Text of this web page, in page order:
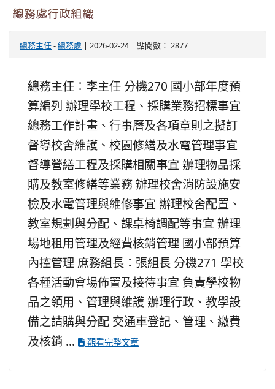
總務處行政組織
總務主任-總務處 | 2026-02-24 | 點閱數： 2877
總務主任：李主任 分機270 國小部年度預
算編列 辦理學校工程、採購業務招標事宜
總務工作計畫、行事曆及各項章則之擬訂
督導校舍維護、校園修繕及水電管理事宜
督導營繕工程及採購相關事宜 辦理物品採
購及教室修繕等業務 辦理校舍消防設施安
檢及水電管理與維修事宜 辦理校舍配置、
教室規劃與分配、課桌椅調配等事宜 辦理
場地租用管理及經費核銷管理 國小部預算
內控管理 庶務組長：張組長 分機271 學校
各種活動會場佈置及接待事宜 負責學校物
品之領用、管理與維護 辦理行政、教學設
備之請購與分配 交通車登記、管理、繳費
及核銷 ...
觀看完整文章